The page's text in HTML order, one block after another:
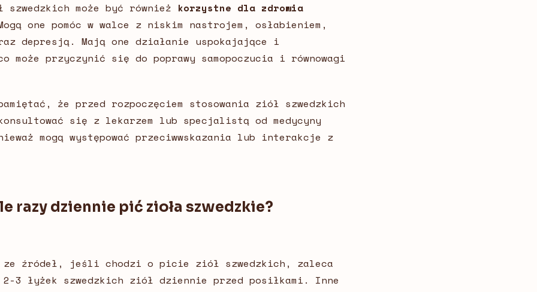
szwedzkich może być również korzystne dla zdrowia
one pomóc w walce z niskim nastrojem, osłabieniem,
depresją. Mają one działanie uspokajające i
może przyczynić się do poprawy samopoczucia i równowagi
że przed rozpoczęciem stosowania ziół szwedzkich
się z lekarzem lub specjalistą od medycyny
mogą występować przeciwwskazania lub interakcje z
razy dziennie pić zioła szwedzkie?
ze źródeł, jeśli chodzi o picie ziół szwedzkich, zaleca
2-3 łyżek szwedzkich ziół dziennie przed posiłkami. Inne